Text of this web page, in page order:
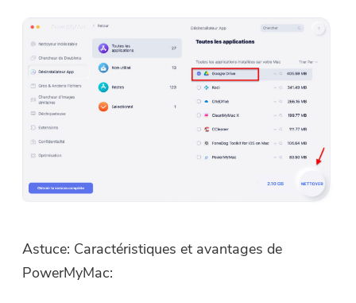
Astuce: Caractéristiques et avantages de
PowerMyMac: